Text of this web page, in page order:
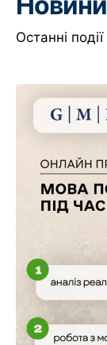
Останні події